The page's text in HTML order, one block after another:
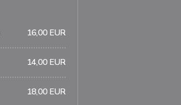
16,00 EUR
14,00 EUR
18,00 EUR